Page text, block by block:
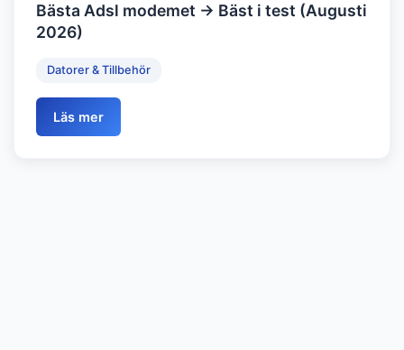
Bästa Adsl modemet → Bäst i test (Augusti
2026)
Datorer & Tillbehör
Läs mer